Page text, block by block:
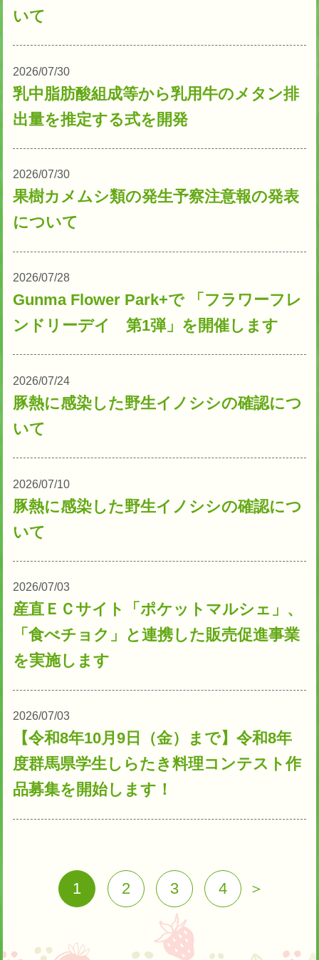
いて
2026/07/30
乳中脂肪酸組成等から乳用牛のメタン排
出量を推定する式を開発
2026/07/30
果樹カメムシ類の発生予察注意報の発表
について
2026/07/28
Gunma Flower Park+で 「フラワーフレ
ンドリーデイ 第1弾」を開催します
2026/07/24
豚熱に感染した野生イノシシの確認につ
いて
2026/07/10
豚熱に感染した野生イノシシの確認につ
いて
2026/07/03
産直ＥＣサイト「ポケットマルシェ」、
「食べチョク」と連携した販売促進事業
を実施します
2026/07/03
【令和8年10月9日（金）まで】令和8年
度群馬県学生しらたき料理コンテスト作
品募集を開始します！
1 2 3 4 ＞